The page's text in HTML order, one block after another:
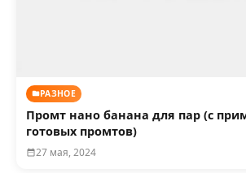
РАЗНОЕ
Промт нано банана для пар (с
готовых промтов)
27 мая, 2024